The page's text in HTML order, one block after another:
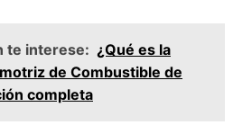
te interese: ¿Qué es la
de Combustible de
completa